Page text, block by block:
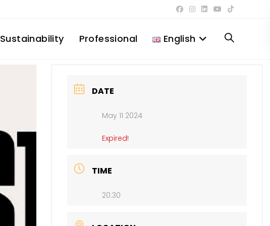
Sustainability Professional English Toggle
DATE
May 11 2024
Expired!
TIME
20:30